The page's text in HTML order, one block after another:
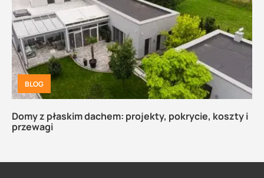
BLOG
Domy z płaskim dachem: projekty, pokrycie, koszty i
przewagi